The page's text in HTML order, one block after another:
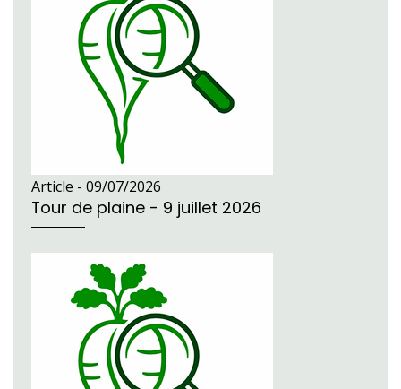
Article - 09/07/2026
Tour de plaine - 9 juillet 2026